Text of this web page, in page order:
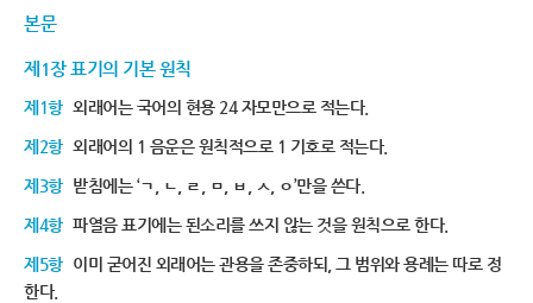
본문
제1장 표기의 기본 원칙
제1항 외래어는 국어의 현용 24 자모만으로 적는다.
제2항 외래어의 1 음운은 원칙적으로 1 기호로 적는다.
제3항 받침에는 ‘ㄱ, ㄴ, ㄹ, ㅁ, ㅂ, ㅅ, ㅇ’만을 쓴다.
제4항 파열음 표기에는 된소리를 쓰지 않는 것을 원칙으로 한다.
제5항 이미 굳어진 외래어는 관용을 존중하되, 그 범위와 용례는 따로 정
한다.